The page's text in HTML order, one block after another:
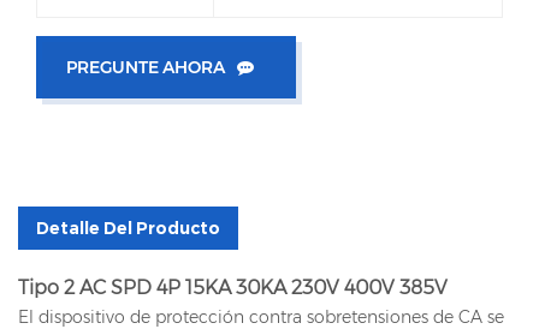
PREGUNTE AHORA
Detalle Del Producto
Tipo 2 AC SPD 4P 15KA 30KA 230V 400V 385V
El dispositivo de protección contra sobretensiones de CA se